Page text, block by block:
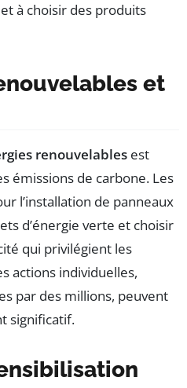
à choisir des produits
et
renouvelables est
émissions de carbone. Les
l’installation de panneaux
d’énergie verte et choisir
qui privilégient les
actions individuelles,
par des millions, peuvent
significatif.